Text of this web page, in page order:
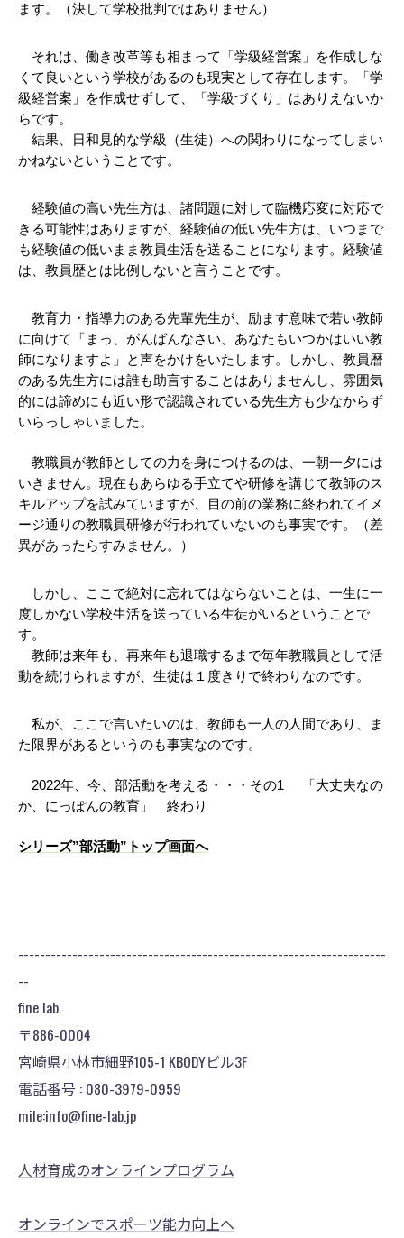
ます。（決して学校批判ではありません）
それは、働き改革等も相まって「学級経営案」を作成しな
くて良いという学校があるのも現実として存在します。
「学
級経営案」を作成せずして、「学級づくり」はありえないか
らです。
結果、日和見的な学級（生徒）への関わりになってしまい
かねないということです。
経験値の高い先生方は、諸問題に対して臨機応変に対応で
きる可能性はありますが、経験値の低い先生方は、いつまで
も経験値の低いまま教員生活を送ることになります。 経験値
は、教員歴とは比例しないと言うことです。
教育力・指導力のある先輩先生が、励ます意味で若い教師
に向けて「まっ、がんばんなさい、あなたもいつかはいい教
師になりますよ」と声をかけをいたします。しかし、教員暦
のある先生方には誰も助言することはありませんし、雰囲気
的には諦めにも近い形で認識されている先生方も少なからず
いらっしゃいました。
教職員が教師としての力を身につけるのは、一朝一夕には
いきません。現在もあらゆる手立てや研修を講じて教師のス
キルアップを試みていますが、目の前の業務に終われてイメ
ージ通りの教職員研修が行われていないのも事実です。（差
異があったらすみません。）
しかし、ここで絶対に忘れてはならないことは、一生に一
度しかない学校生活を送っている生徒がいるということで
す。
教師は来年も、再来年も退職するまで毎年教職員として活
動を続けられますが、生徒は１度きりで終わりなのです。
私が、ここで言いたいのは、教師も一人の人間であり、ま
た限界があるというのも事実なのです。
2022年、今、部活動を考える・・・その1     「大丈夫なの
か、にっぽんの教育」　終わり
シリーズ”部活動”トップ画面へ
--------------------------------------------------------------------
--
fine lab.
〒886-0004
宮崎県小林市細野105-1 KBODYビル3F
電話番号 : 080-3979-0959
mile:info@fine-lab.jp
人材育成のオンラインプログラム
オンラインでスポーツ能力向上へ